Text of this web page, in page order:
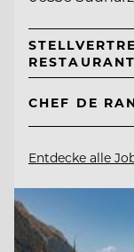
CHEF DE
Entdecke alle